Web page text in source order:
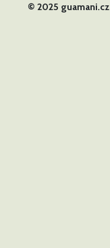
© 2025 guamani.cz